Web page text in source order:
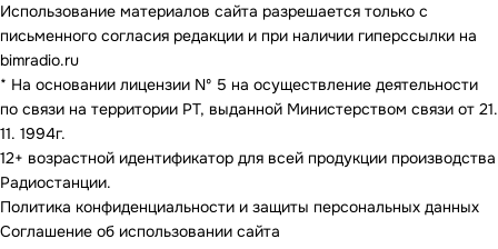
Использование материалов сайта разрешается только с
письменного согласия редакции и при наличии гиперссылки на
bimradio.ru
* На основании лицензии Nº 5 на осуществление деятельности
по связи на территории РТ, выданной Министерством связи от 21.
11. 1994г.
12+ возрастной идентификатор для всей продукции производства
Радиостанции.
Политика конфиденциальности и защиты персональных данных
Соглашение об использовании сайта